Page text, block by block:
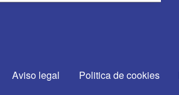
Aviso legal Politica de cookies